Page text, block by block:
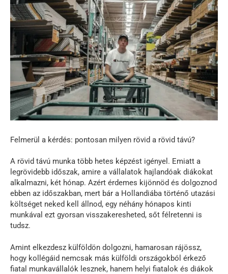
Felmerül a kérdés: pontosan milyen rövid a rövid távú?
A rövid távú munka több hetes képzést igényel. Emiatt a
legrövidebb időszak, amire a vállalatok hajlandóak diákokat
alkalmazni, két hónap. Azért érdemes kijönnöd és dolgoznod
ebben az időszakban, mert bár a Hollandiába történő utazási
költséget neked kell állnod, egy néhány hónapos kinti
munkával ezt gyorsan visszakeresheted, sőt félretenni is
tudsz.
Amint elkezdesz külföldön dolgozni, hamarosan rájössz,
hogy kollégáid nemcsak más külföldi országokból érkező
fiatal munkavállalók lesznek, hanem helyi fiatalok és diákok